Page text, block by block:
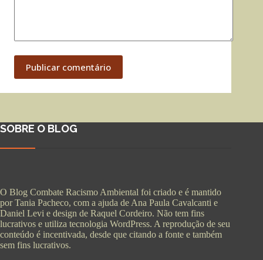
Publicar comentário
SOBRE O BLOG
O Blog Combate Racismo Ambiental foi criado e é mantido
por Tania Pacheco, com a ajuda de Ana Paula Cavalcanti e
Daniel Levi e design de Raquel Cordeiro. Não tem fins
lucrativos e utiliza tecnologia WordPress. A reprodução de seu
conteúdo é incentivada, desde que citando a fonte e também
sem fins lucrativos.